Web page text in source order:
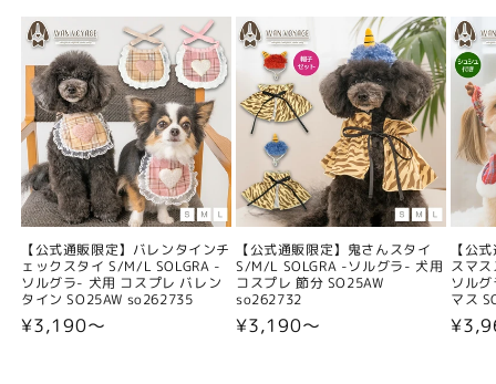
【公式通販限定】バレンタインチ
ェックスタイ S/M/L SOLGRA -
ソルグラ- 犬用 コスプレ バレン
タイン SO25AW so262735
通
¥3,190〜
【公式通販限定】鬼さんスタイ
S/M/L SOLGRA -ソルグラ- 犬用
コスプレ 節分 SO25AW
so262732
通
¥3,190〜
【公
スマ
ソル
マス
通